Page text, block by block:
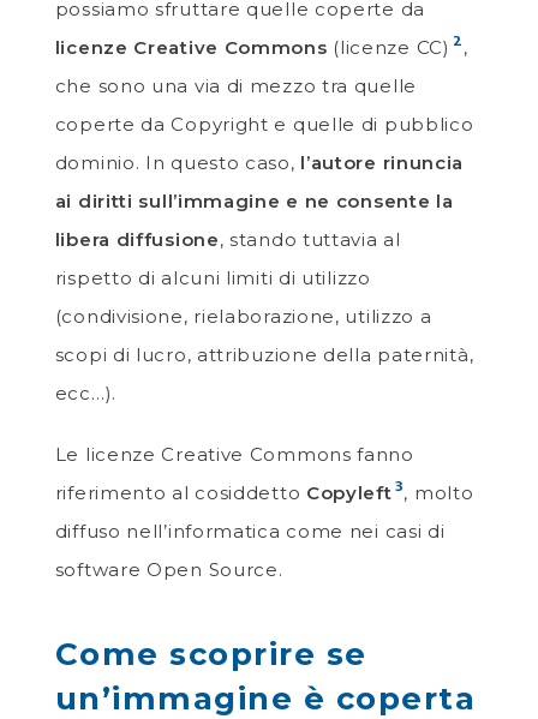
possiamo sfruttare quelle coperte da
licenze Creative Commons (licenze CC) 2 ,
che sono una via di mezzo tra quelle
coperte da Copyright e quelle di pubblico
dominio. In questo caso, l’autore rinuncia
ai diritti sull’immagine e ne consente la
libera diffusione, stando tuttavia al
rispetto di alcuni limiti di utilizzo
(condivisione, rielaborazione, utilizzo a
scopi di lucro, attribuzione della paternità,
ecc…).
Le licenze Creative Commons fanno
riferimento al cosiddetto Copyleft 3, molto
diffuso nell’informatica come nei casi di
software Open Source.
Come scoprire se
un’immagine è coperta